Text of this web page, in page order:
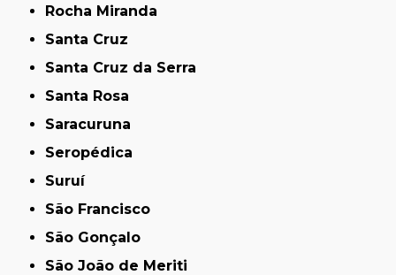
Rocha Miranda
Santa Cruz
Santa Cruz da Serra
Santa Rosa
Saracuruna
Seropédica
Suruí
São Francisco
São Gonçalo
São João de Meriti